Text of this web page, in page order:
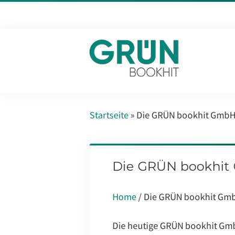
Startseite » Die GRÜN bookhit GmbH
Die GRÜN bookhit
Home/ Die GRÜN bookhit
Die heutige GRÜN bookhit